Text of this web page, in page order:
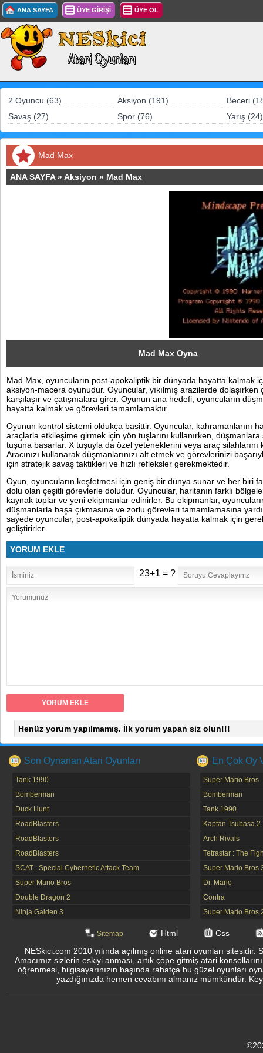
ANA SAYFA ÜYE GİRİŞİ ÜYE OL
Pinterest
2 Oyuncu (63) Aksiyon (191)
Beceri
Savaş (27)
Spor (76) Yarış (24)
Mad Max
ANA SAYFA» Aksiyon » Mad Max
Mad Max Oyna
Mad Max, oyuncuların post-apokaliptik bir dünyada hayatta kalmak
aksiyon-macera oyunudur. Oyuncular, yıkılmış arazilerde dolaşırken
karşılaşır ve çatışmalara girer. Oyunun ana hedefi, oyuncuların
hayatta kalmak ve görevleri tamamlamaktır.
Oyunun kontrol sistemi oldukça basittir. Oyuncular, kahramanlarını
araçlarla etkileşime girmek için yön tuşlarını kullanırken, düşmanlara
tuşuna basarlar. X tuşuyla da özel yeteneklerini veya araç silahlarını
Aracınızı kullanarak düşmanlarınızı alt etmek ve görevlerinizi
için stratejik savaş taktikleri ve hızlı refleksler gerekmektedir.
Oyun, oyuncuların keşfetmesi için geniş bir dünya sunar ve her biri
dolu olan çeşitli görevlerle doludur. Oyuncular, haritanın farklı
kaynak toplar ve yeni ekipmanlar edinirler. Bu ekipmanlar,
düşmanlarla başa çıkmasına ve zorlu görevleri tamamlamasına
sayede oyuncular, post-apokaliptik dünyada hayatta kalmak için
geliştirirler.
YORUM EKLE
23+1 = ?
Henüz yorum yapılmamış. İlk yorum yapan siz olun!!!
Son Oynanan Atari Oyunları
Tank 1990
Bomberman
Duck Hunt
RoadBlasters
RoadBlasters
RoadBlasters
SCAT : Special Cybernetic Attack Team
Super Mario Bros
Double Dragon 2
Ninja Gaiden 3
En Çok Oy
Super Mario Bros
Bomberman
Tank 1990
Kaptan Tsubasa 2
Arch Rivals
Tetrastar : The
Super Mario Bros
Dr. Mario
Contra
Super Mario Bros
Sitemap Html
Css
NESkici.com 2010 yılında açılmış online atari oyunları
Amacımız sizlerin eskiyi anması, artık çöpe gitmiş atari
öğrenmesi, bilgisayarınızın başında rahatça bu güzel oyunları
yazdığınızda hemen cevabını almanız mümkündür.